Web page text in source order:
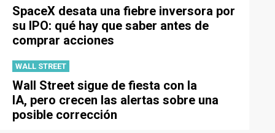
SpaceX desata una fiebre inversora por
su IPO: qué hay que saber antes de
comprar acciones
WALL STREET
Wall Street sigue de fiesta con la
IA, pero crecen las alertas sobre una
posible corrección